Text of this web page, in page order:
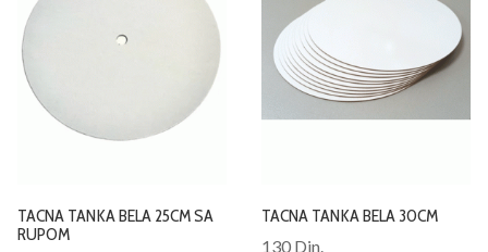
TACNA TANKA BELA 25CM SA
RUPOM
TACNA TANKA BELA 30CM
130 Din.